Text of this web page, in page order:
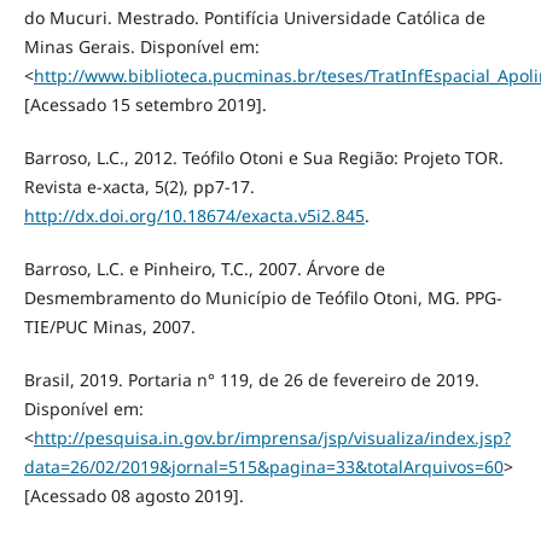
do Mucuri. Mestrado. Pontifícia Universidade Católica de
Minas Gerais. Disponível em:
<http://www.biblioteca.pucminas.br/teses/
[Acessado 15 setembro 2019].
Barroso, L.C., 2012. Teófilo Otoni e Sua Região: Projeto TOR.
Revista e-xacta, 5(2), pp7-17.
http://dx.doi.org/10.18674/exacta.v5i2.845.
Barroso, L.C. e Pinheiro, T.C., 2007. Árvore de
Desmembramento do Município de Teófilo Otoni, MG. PPG-
TIE/PUC Minas, 2007.
Brasil, 2019. Portaria n° 119, de 26 de fevereiro de 2019.
Disponível em:
<http://pesquisa.in.gov.br/imprensa/jsp/visualiza/index.jsp?
data=26/02/2019&jornal=515&pagina=33&totalArquivos=60>
[Acessado 08 agosto 2019].